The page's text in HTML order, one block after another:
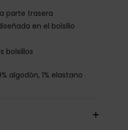
parte trasera
en el bolsillo
bolsillos
algodón, 1% elastano